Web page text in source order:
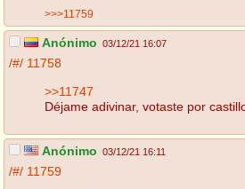
>>>11759
Anónimo 03/12/21 16:07
/#/ 11758
>>11747
Déjame adivinar, votaste por
Anónimo 03/12/21 16:11
/#/ 11759